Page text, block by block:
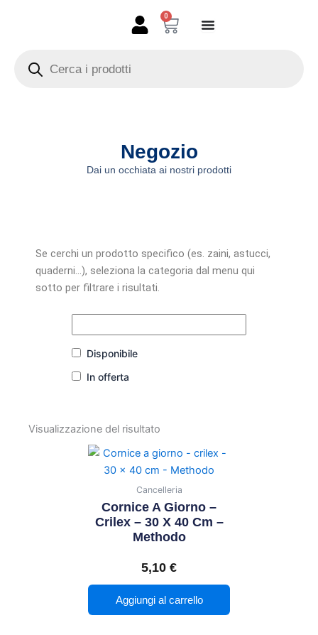
0
Carrello
search
Negozio
Dai un occhiata ai nostri prodotti
Se cerchi un prodotto specifico (es. zaini, astucci,
quaderni…), seleziona la categoria dal menu qui
sotto per filtrare i risultati.
Disponibile
In offerta
Visualizzazione del risultato
Cancelleria
Cornice A Giorno –
Crilex – 30 X 40 Cm –
Methodo
5,10 €
Aggiungi al carrello